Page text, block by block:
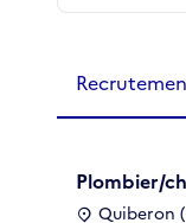
Plombier/
Quiberon